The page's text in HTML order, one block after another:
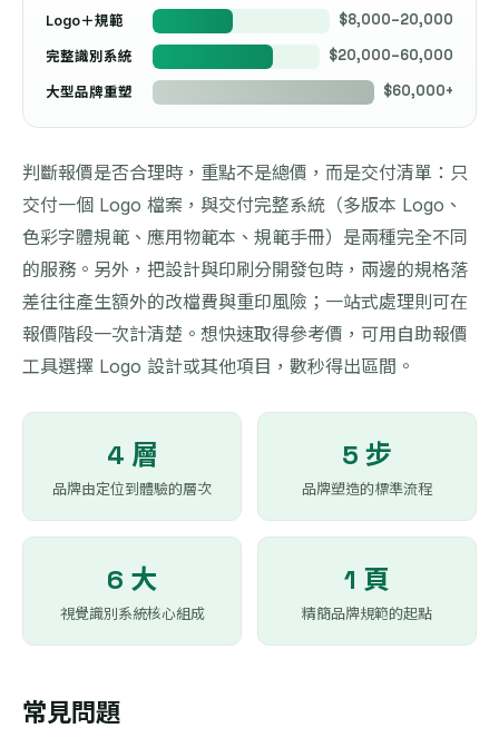
Logo＋規範 $8,000–20,000
完整識別系統 $20,000–60,000
大型品牌重塑 $60,000+
判斷報價是否合理時，重點不是總價，而是交付清單：只
交付一個 Logo 檔案，與交付完整系統（多版本 Logo、
色彩字體規範、應用物範本、規範手冊）是兩種完全不同
的服務。另外，把設計與印刷分開發包時，兩邊的規格落
差往往產生額外的改檔費與重印風險；一站式處理則可在
報價階段一次計清楚。想快速取得參考價，可用自助報價
工具選擇 Logo 設計或其他項目，數秒得出區間。
4 層
品牌由定位到體驗的層次
5 步
品牌塑造的標準流程
6 大
視覺識別系統核心組成
1 頁
精簡品牌規範的起點
常見問題